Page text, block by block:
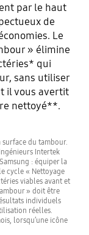
par le haut
de
Le
» élimine
qui
sans utiliser
il vous avertit
nettoyé**.
du tambour.
Intertek
: équiper la
cycle « Nettoyage
viables avant et
» doit être
individuels
réelles.
lorsqu’une icône